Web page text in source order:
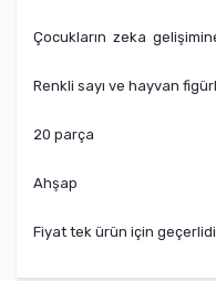
Çocukların zeka
Renkli sayı ve hayvan
20 parça
Ahşap
Fiyat tek ürün için